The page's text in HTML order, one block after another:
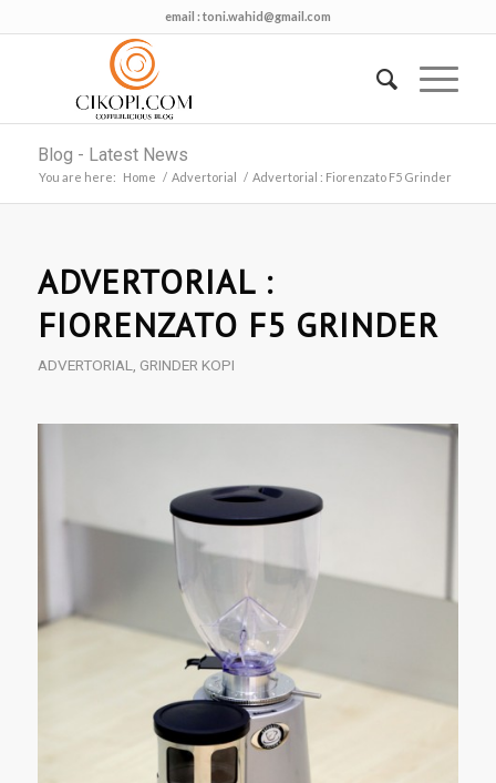
email : toni.wahid@gmail.com
Blog - Latest News
You are here: Home / Advertorial / Advertorial : Fiorenzato F5 Grinder
ADVERTORIAL :
FIORENZATO F5 GRINDER
ADVERTORIAL GRINDER KOPI